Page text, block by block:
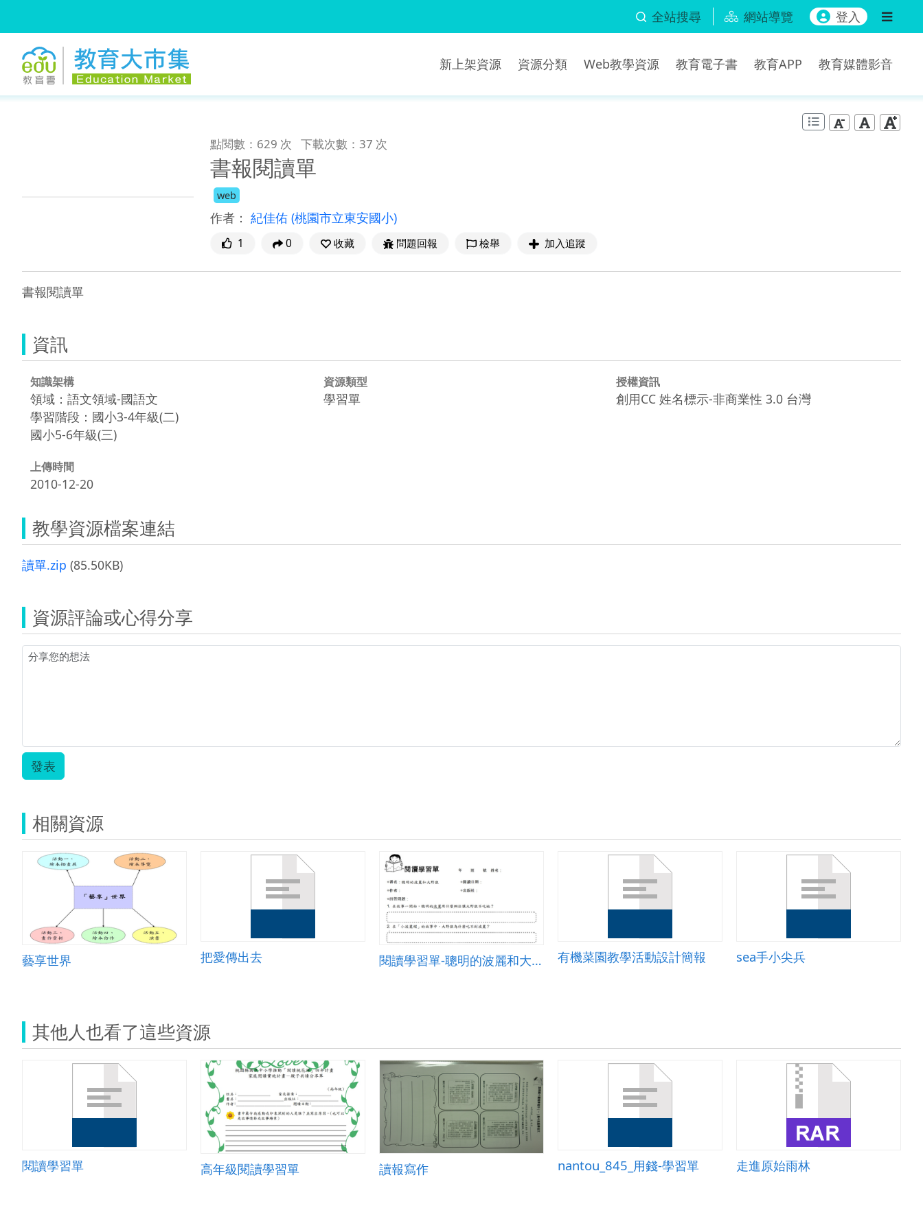
全站搜尋 網站導覽 登入
新上架資源 資源分類 Web教學資源 教育電子書 教育APP 教育媒體影音
點閱數：629 次 下載次數：37 次
書報閱讀單
web
作者： 紀佳佑 (桃園市立東安國小)
1 0 收藏 問題回報 檢舉 加入追蹤
書報閱讀單
資訊
知識架構
領域：語文領域-國語文
學習階段：國小3-4年級(二)
國小5-6年級(三)
資源類型
學習單
授權資訊
創用CC 姓名標示-非商業性 3.0 台灣
上傳時間
2010-12-20
教學資源檔案連結
讀單.zip (85.50KB)
資源評論或心得分享
發表
相關資源
藝享世界 把愛傳出去 閱讀學習單-聰明的波麗和大野狼 有機菜園教學活動設計簡報 sea手小尖兵
其他人也看了這些資源
閱讀學習單 高年級閱讀學習單 讀報寫作 nantou_845_用錢-學習單 走進原始雨林